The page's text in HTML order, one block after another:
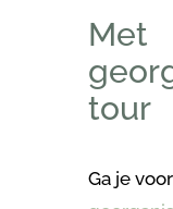
Met
tour
Ga je